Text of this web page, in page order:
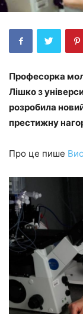
Професорка
Лішко з
розробила
престижну
Про це пише